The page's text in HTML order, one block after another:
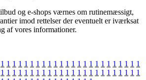
og e-shops værnes om rutinemæssigt,
imod rettelser der eventuelt er iværksat
af vores informationer.
1 1 1 1 1 1 1 1 1 1 1 1 1 1 1 1 1 1 1 1 1 1 1 1
1 1 1 1 1 1 1 1 1 1 1 1 1 1 1 1 1 1 1 1 1 1 1 1